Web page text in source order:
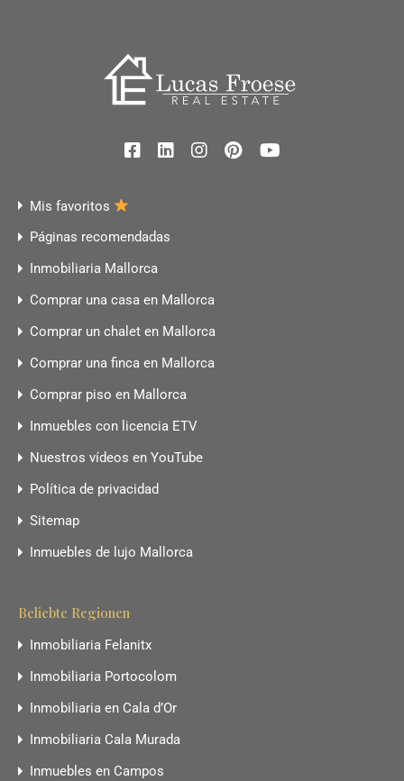
Mis favoritos
Páginas recomendadas
Inmobiliaria Mallorca
Comprar una casa en Mallorca
Comprar un chalet en Mallorca
Comprar una finca en Mallorca
Comprar piso en Mallorca
Inmuebles con licencia ETV
Nuestros vídeos en YouTube
Política de privacidad
Sitemap
Inmuebles de lujo Mallorca
Beliebte Regionen
Inmobiliaria Felanitx
Inmobiliaria Portocolom
Inmobiliaria en Cala d’Or
Inmobiliaria Cala Murada
Inmuebles en Campos